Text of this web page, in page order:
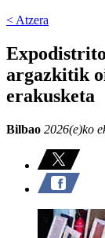
< Atzera
argazkitik
erakusketa
Bilbao 2026(e)ko